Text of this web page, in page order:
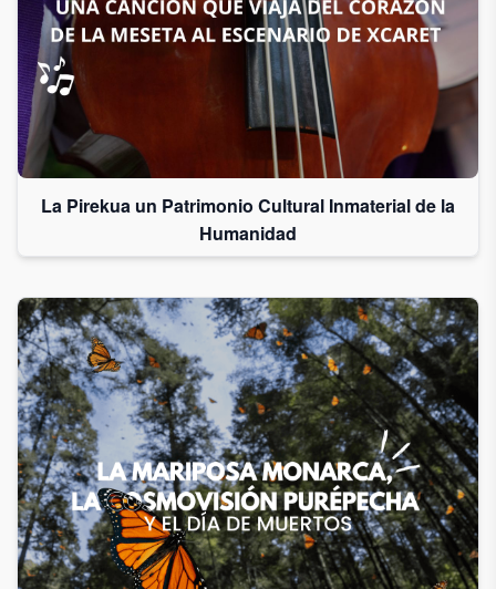
La Pirekua un Patrimonio Cultural Inmaterial de la
Humanidad